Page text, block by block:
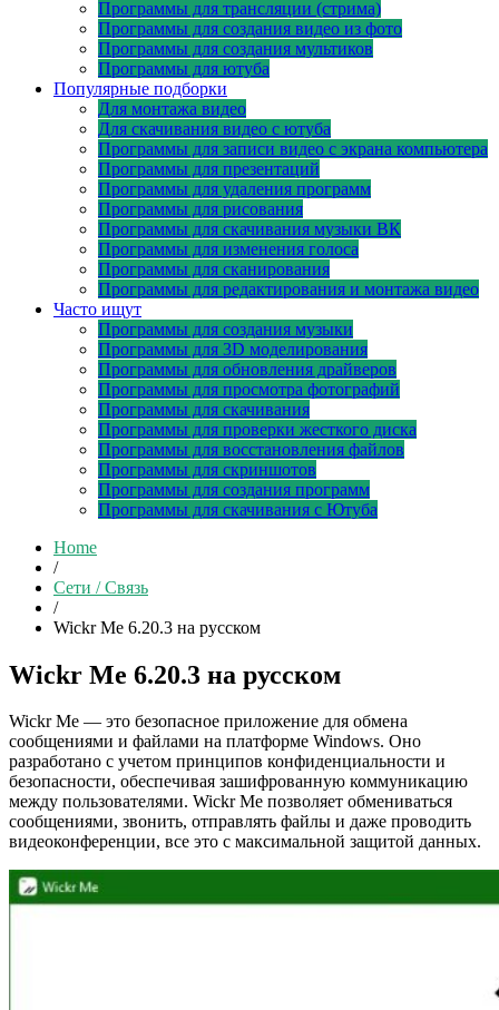
Программы для трансляции (стрима)
Программы для создания видео из фото
Программы для создания мультиков
Программы для ютуба
Популярные подборки
Для монтажа видео
Для скачивания видео с ютуба
Программы для записи видео с экрана компьютера
Программы для презентаций
Программы для удаления программ
Программы для рисования
Программы для скачивания музыки ВК
Программы для изменения голоса
Программы для сканирования
Программы для редактирования и монтажа видео
Часто ищут
Программы для создания музыки
Программы для 3D моделирования
Программы для обновления драйверов
Программы для просмотра фотографий
Программы для скачивания
Программы для проверки жесткого диска
Программы для восстановления файлов
Программы для скриншотов
Программы для создания программ
Программы для скачивания с Ютуба
Home
/
Сети / Связь
/
Wickr Me 6.20.3 на русском
Wickr Me 6.20.3 на русском
Wickr Me — это безопасное приложение для обмена
сообщениями и файлами на платформе Windows. Оно
разработано с учетом принципов конфиденциальности и
безопасности, обеспечивая зашифрованную коммуникацию
между пользователями. Wickr Me позволяет обмениваться
сообщениями, звонить, отправлять файлы и даже проводить
видеоконференции, все это с максимальной защитой данных.